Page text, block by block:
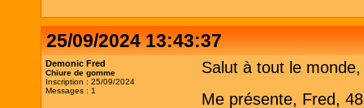
25/09/2024 13:43:37
Demonic Fred
Chiure de gomme
Inscription : 25/09/2024
Messages : 1
Salut à tout le monde,
Me présente, Fred,